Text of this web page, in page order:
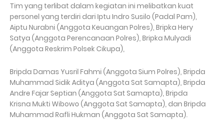
Tim yang terlibat dalam kegiatan ini melibatkan kuat
personel yang terdiri dari Iptu Indro Susilo (Padal Pam),
Aiptu Nurabni (Anggota Keuangan Polres), Bripka Hery
Satya (Anggota Perencanaan Polres), Bripka Mulyadi
(Anggota Reskrim Polsek Cikupa),
Bripda Damas Yusril Fahmi (Anggota Sium Polres), Bripda
Muhammad Sidik Aditya (Anggota Sat Samapta), Bripda
Andre Fajar Septian (Anggota Sat Samapta), Bripda
Krisna Mukti Wibowo (Anggota Sat Samapta), dan Bripda
Muhammad Rafli Hukman (Anggota Sat Samapta).